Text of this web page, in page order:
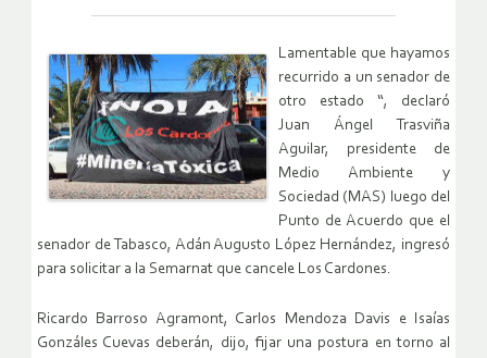
Lamentable que hayamos
recurrido a un senador de
otro estado “, declaró
Juan Ángel Trasviña
Aguilar, presidente de
Medio Ambiente y
Sociedad (MAS) luego del
Punto de Acuerdo que el
senador de Tabasco, Adán Augusto López Hernández, ingresó
para solicitar a la Semarnat que cancele Los Cardones.
Ricardo Barroso Agramont, Carlos Mendoza Davis e Isaías
Gonzáles Cuevas deberán, dijo, fijar una postura en torno al